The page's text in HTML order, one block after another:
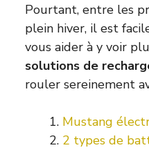
Pourtant, entre les
plein hiver, il est
vous aider à y voir
solutions de
rouler sereinement
Mustang
2 types de